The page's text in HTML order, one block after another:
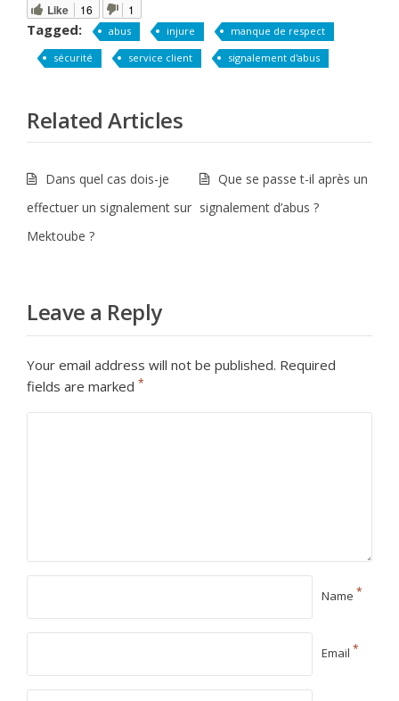
Like 16 1
Tagged: abus injure
manque de respect
sécurité
service client signalement d'abus
Related Articles
Dans quel cas dois-je
effectuer un signalement sur
Mektoube ?
Que se passe t-il après un
signalement d’abus ?
Leave a Reply
Your email address will not be published. Required
fields are marked *
Name *
Email *